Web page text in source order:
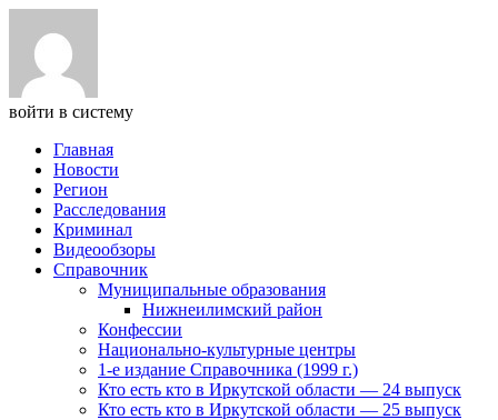
войти в систему
Главная
Новости
Регион
Расследования
Криминал
Видеообзоры
Справочник
Муниципальные образования
Нижнеилимский район
Конфессии
Национально-культурные центры
1-е издание Справочника (1999 г.)
Кто есть кто в Иркутской области — 24 выпуск
Кто есть кто в Иркутской области — 25 выпуск